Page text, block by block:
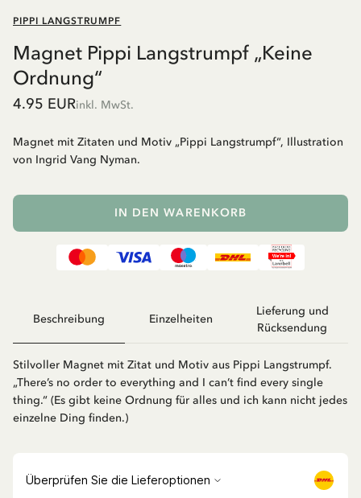
PIPPI LANGSTRUMPF
Magnet Pippi Langstrumpf „Keine
Ordnung“
4.95 EURinkl. MwSt.
Magnet mit Zitaten und Motiv „Pippi Langstrumpf“, Illustration
von Ingrid Vang Nyman.
IN DEN WARENKORB
Beschreibung Einzelheiten
Lieferung und
Rücksendung
Stilvoller Magnet mit Zitat und Motiv aus Pippi Langstrumpf.
„There’s no order to everything and I can’t find every single
thing.“ (Es gibt keine Ordnung für alles und ich kann nicht jedes
einzelne Ding finden.)